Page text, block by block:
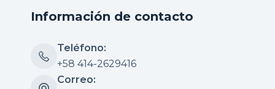
Información de contacto
Teléfono:
+58 414-2629416
Correo: